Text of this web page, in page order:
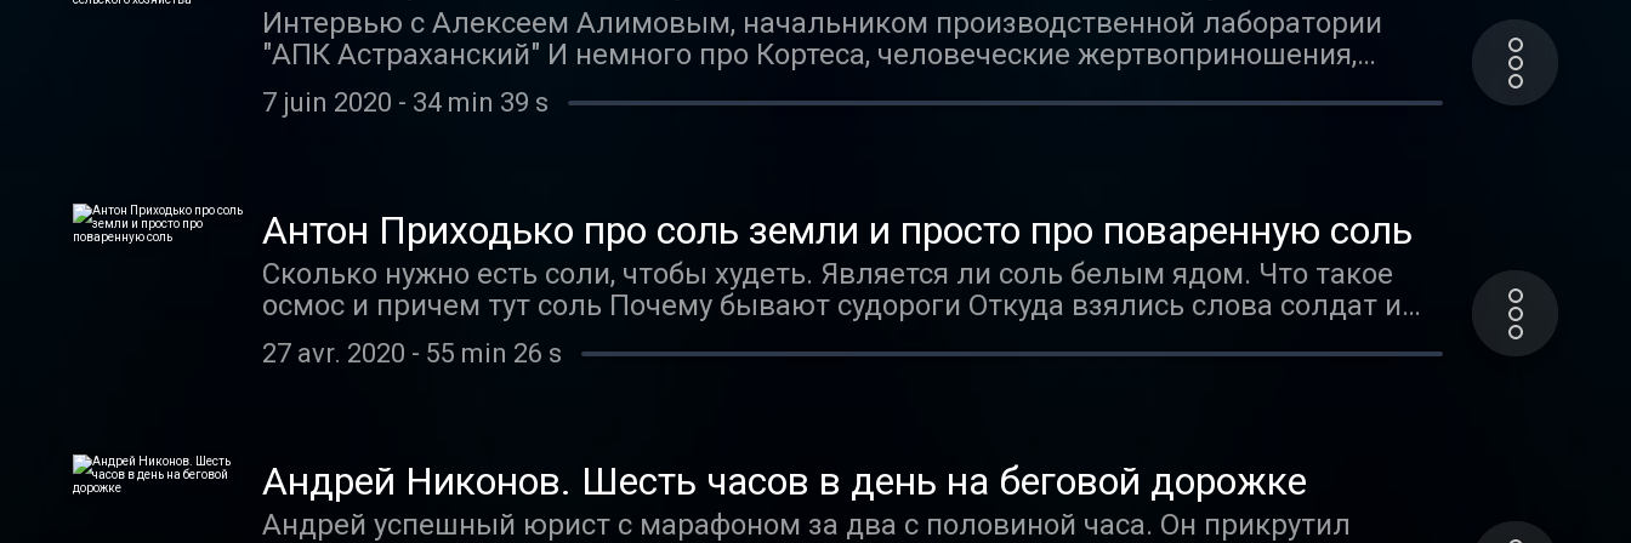
промышленного сельского хозяйства
Интервью с Алексеем Алимовым, начальником производственной лаборатории
"АПК Астраханский" И немного про Кортеса, человеческие жертвоприношения,
гербициды, уборку комбайнами и селекцию.
7 juin 2020 - 34 min 39 s
Антон Приходько про соль земли и просто про поваренную соль
Сколько нужно есть соли, чтобы худеть. Является ли соль белым ядом. Что такое
осмос и причем тут соль Почему бывают судороги Откуда взялись слова солдат и
зарплата.
27 avr. 2020 - 55 min 26 s
Андрей Никонов. Шесть часов в день на беговой дорожке
Андрей успешный юрист с марафоном за два с половиной часа. Он прикрутил